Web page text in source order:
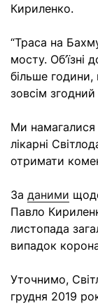
Кириленко.
“Траса на
мосту. Об’їзні
більше
зовсім
Ми намагалися
лікарні
отримати
За даними
Павло
листопада
випадок
Уточнимо,
грудня 2019